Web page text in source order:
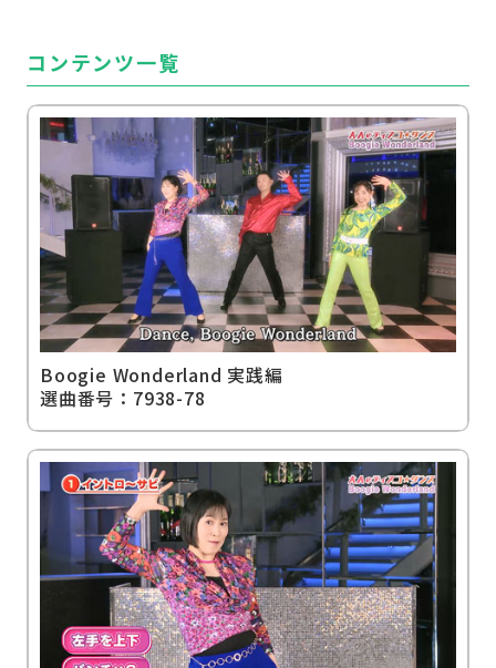
施設の方の声
機能訓練
おすすめプログラム 詳しく見る
コンテンツ一覧
Boogie Wonderland 実践編
選曲番号：7938-78